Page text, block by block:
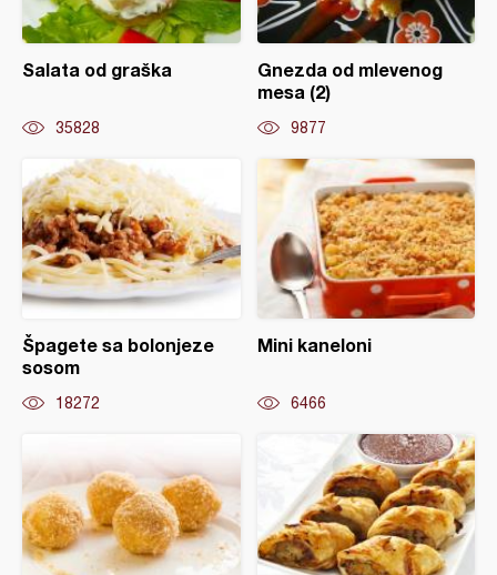
Salata od graška
35828
Gnezda od mlevenog
mesa (2)
9877
Špagete sa bolonjeze
sosom
18272
Mini kaneloni
6466